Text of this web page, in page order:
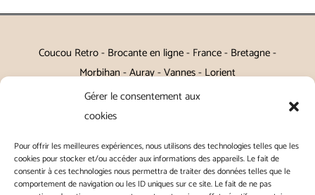
Gérer le consentement aux
cookies
Pour offrir les meilleures expériences, nous utilisons des technologies telles que les
cookies pour stocker et/ou accéder aux informations des appareils. Le fait de
consentir à ces technologies nous permettra de traiter des données telles que le
comportement de navigation ou les ID uniques sur ce site. Le fait de ne pas
Coucou Retro - Brocante en ligne - France - Bretagne -
Morbihan - Auray - Vannes - Lorient
Petits meubles, décoration, miroirs, luminaires, Art de la table
Campagne Chic, Kitch
|Contact|Conditions générales de vente|Conditions